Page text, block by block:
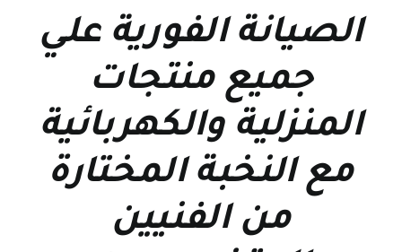
الصيانة الفورية علي
جميع منتجات
المنزلية والكهربائية
مع النخبة المختارة
من الفنيين